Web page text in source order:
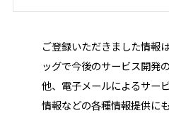
ご登録いただきました情報
ッグで今後のサービス開発
他、電子メールによるサー
情報などの各種情報提供に